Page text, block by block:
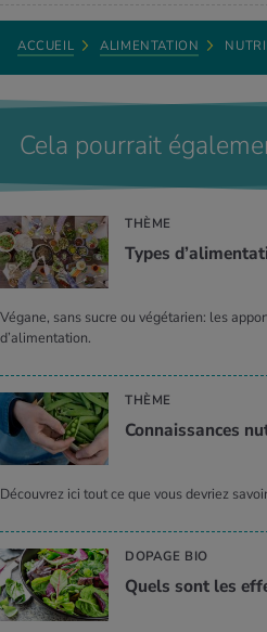
ACCUEIL ALIMENTATION
Cela pourrait
THÈME
Types
Végane, sans sucre ou végétarien: les
d’alimentation.
THÈME
Connaissances
Découvrez ici tout ce que vous devriez
DOPAGE BIO
Quels sont les